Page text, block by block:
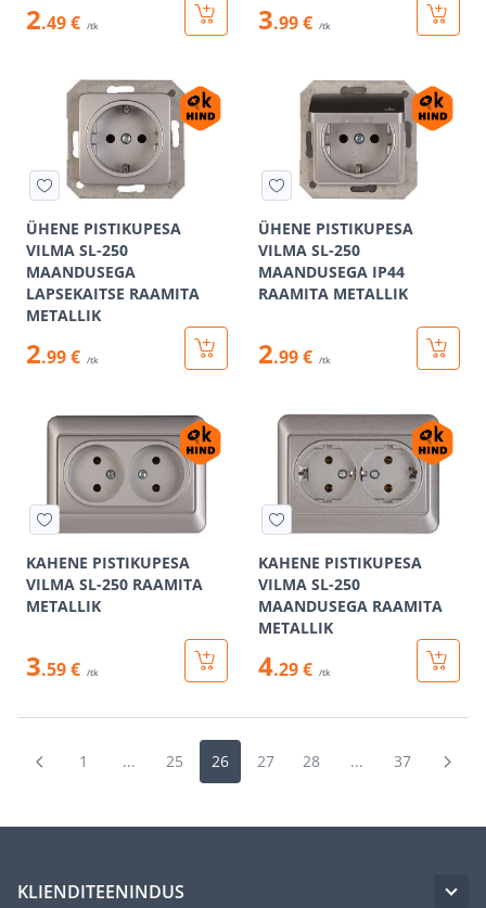
2.49 € /tk 3.99 € /tk
ÜHENE PISTIKUPESA
VILMA SL-250
MAANDUSEGA
LAPSEKAITSE RAAMITA
METALLIK
2.99 € /tk
ÜHENE PISTIKUPESA
VILMA SL-250
MAANDUSEGA IP44
RAAMITA METALLIK
2.99 € /tk
KAHENE PISTIKUPESA
VILMA SL-250 RAAMITA
METALLIK
3.59 € /tk
KAHENE PISTIKUPESA
VILMA SL-250
MAANDUSEGA RAAMITA
METALLIK
4.29 € /tk
1 ... 25 26 27 28 ... 37
KLIENDITEENINDUS